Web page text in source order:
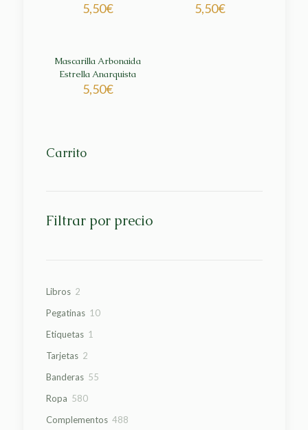
5,50€ 5,50€
Mascarilla Arbonaida
Estrella Anarquista
5,50€
Carrito
Filtrar por precio
Libros 22
Pegatinas 1010
Etiquetas 1
Tarjetas 22
Banderas 5555
Ropa 580580
Complementos 488488